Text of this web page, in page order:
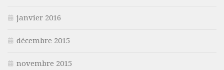
janvier 2016
décembre 2015
novembre 2015